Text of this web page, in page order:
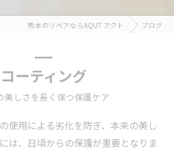
熊本のリペアならAQUT アクト ブログ
コーティング
美しさを長く保つ保護ケア
使用による劣化を防ぎ、本来の美し
は、日頃からの保護が重要となりま